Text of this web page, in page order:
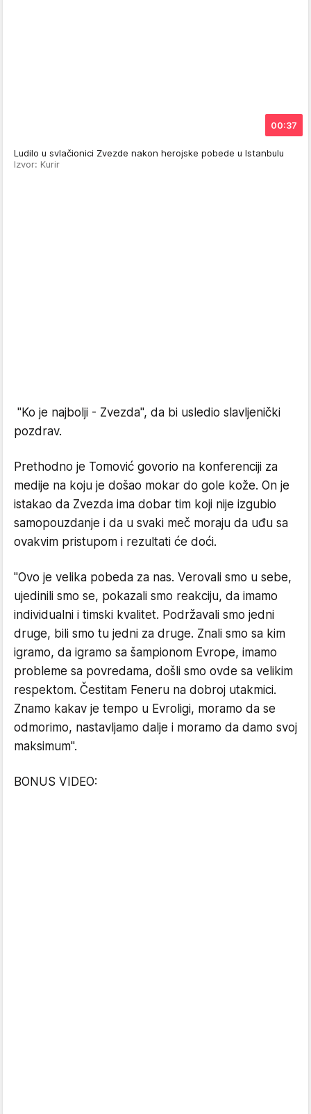
00:37
Ludilo u svlačionici Zvezde nakon herojske pobede u Istanbulu
Izvor: Kurir
"Ko je najbolji - Zvezda", da bi usledio slavljenički
pozdrav.
Prethodno je Tomović govorio na konferenciji za
medije na koju je došao mokar do gole kože. On je
istakao da Zvezda ima dobar tim koji nije izgubio
samopouzdanje i da u svaki meč moraju da uđu sa
ovakvim pristupom i rezultati će doći.
"Ovo je velika pobeda za nas. Verovali smo u sebe,
ujedinili smo se, pokazali smo reakciju, da imamo
individualni i timski kvalitet. Podržavali smo jedni
druge, bili smo tu jedni za druge. Znali smo sa kim
igramo, da igramo sa šampionom Evrope, imamo
probleme sa povredama, došli smo ovde sa velikim
respektom. Čestitam Feneru na dobroj utakmici.
Znamo kakav je tempo u Evroligi, moramo da se
odmorimo, nastavljamo dalje i moramo da damo svoj
maksimum".
BONUS VIDEO: